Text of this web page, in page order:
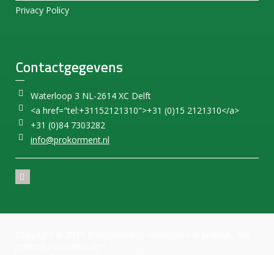
Privacy Policy
Contactgegevens
Waterloop 3 NL-2614 XC Delft
<a href="tel:+31152121310">+31 (0)15 2121310</a>
+31 (0)84 7303282
info@prokorment.nl